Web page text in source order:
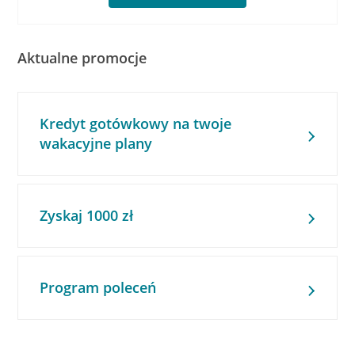
Aktualne promocje
Kredyt gotówkowy na twoje
wakacyjne plany
Zyskaj 1000 zł
Program poleceń